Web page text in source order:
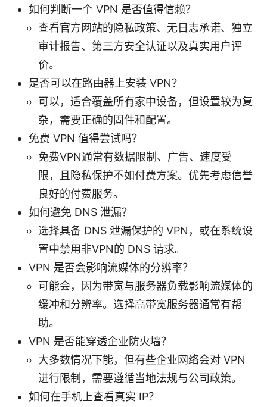
如何判断一个 VPN 是否值得信赖？
查看官方网站的隐私政策、无日志承诺、独立
审计报告、第三方安全认证以及真实用户评
价。
是否可以在路由器上安装 VPN？
可以，适合覆盖所有家中设备，但设置较为复
杂，需要正确的固件和配置。
免费 VPN 值得尝试吗？
免费VPN通常有数据限制、广告、速度受
限，且隐私保护不如付费方案。优先考虑信誉
良好的付费服务。
如何避免 DNS 泄漏？
选择具备 DNS 泄漏保护的 VPN，或在系统设
置中禁用非VPN的 DNS 请求。
VPN 是否会影响流媒体的分辨率？
可能会，因为带宽与服务器负载影响流媒体的
缓冲和分辨率。选择高带宽服务器通常有帮
助。
VPN 是否能穿透企业防火墙？
大多数情况下能，但有些企业网络会对 VPN
进行限制，需要遵循当地法规与公司政策。
如何在手机上查看真实 IP？